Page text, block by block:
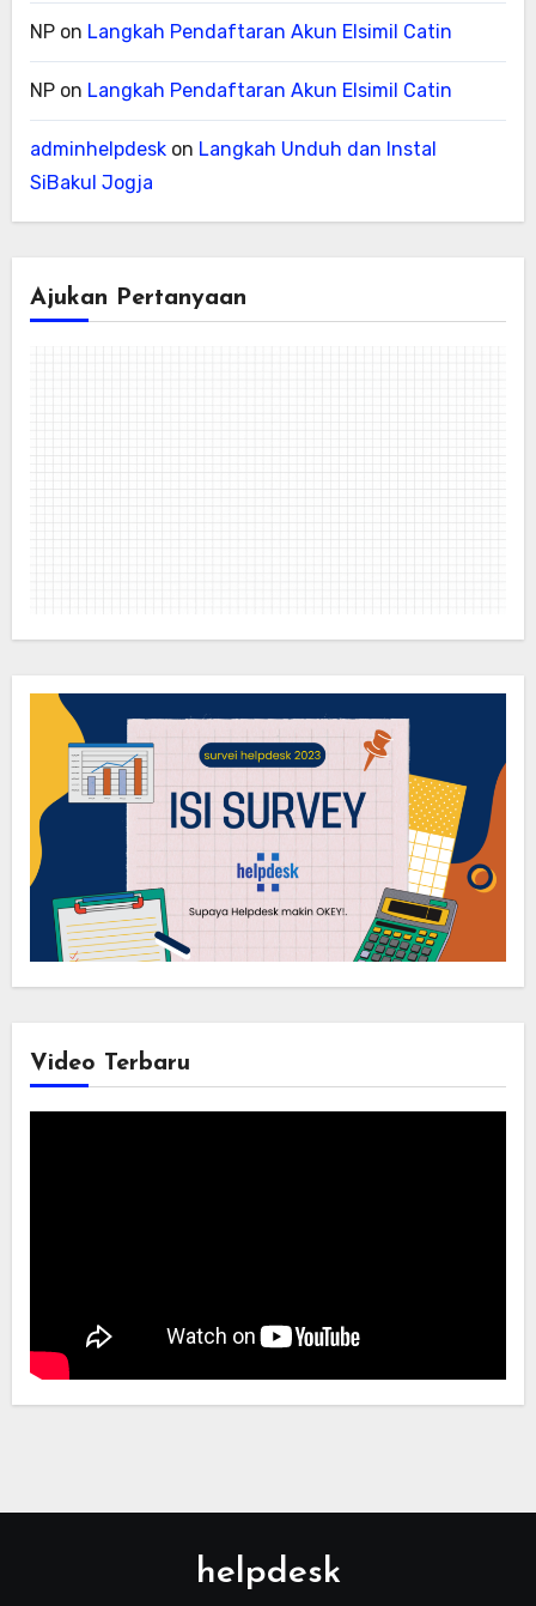
NPon Langkah Pendaftaran Akun Elsimil Catin
NPon Langkah Pendaftaran Akun Elsimil Catin
adminhelpdeskon Langkah Unduh dan Instal
SiBakul Jogja
Ajukan Pertanyaan
Video Terbaru
helpdesk